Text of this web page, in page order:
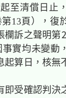
至清償日止
13頁），復
欄訴之聲明
事實均未變動
起算日，核無
即受確認判決